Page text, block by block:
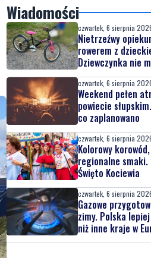
Wiadomości
czwartek, 6 sierpnia
Nietrzeźwy
rowerem z
Dziewczynka nie
kasku
czwartek, 6 sierpnia
Weekend pełen
powiecie
co zaplanowano
czwartek, 6 sierpnia
Kolorowy
regionalne smaki.
Święto Kociewia
czwartek, 6 sierpnia
Gazowe
zimy. Polska
niż inne kraje w